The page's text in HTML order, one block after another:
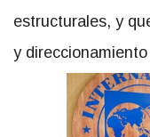
estructurales, y
y